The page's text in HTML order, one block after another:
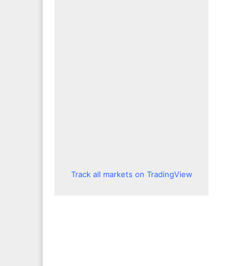
Track all markets on TradingView